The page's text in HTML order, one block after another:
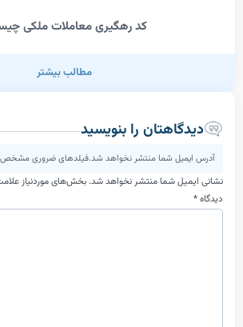
کد رهگیری معاملات ملکی چیست؟
را بنویسید
شما منتشر نخواهد شد.فیلدهای ضروری مشخص شده اند*
شما منتشر نخواهد شد.بخش‌های موردنیاز علامت‌گذاری شده‌اند*